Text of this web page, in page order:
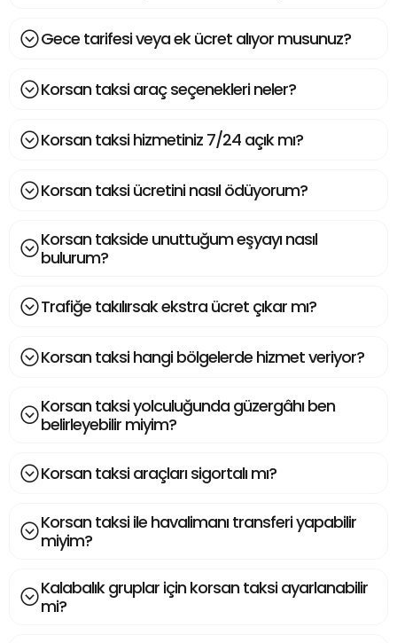
Gece tarifesi veya ek ücret alıyor musunuz?
Korsan taksi araç seçenekleri neler?
Korsan taksi hizmetiniz 7/24 açık mı?
Korsan taksi ücretini nasıl ödüyorum?
Korsan takside unuttuğum eşyayı nasıl
bulurum?
Trafiğe takılırsak ekstra ücret çıkar mı?
Korsan taksi hangi bölgelerde hizmet veriyor?
Korsan taksi yolculuğunda güzergâhı ben
belirleyebilir miyim?
Korsan taksi araçları sigortalı mı?
Korsan taksi ile havalimanı transferi yapabilir
miyim?
Kalabalık gruplar için korsan taksi ayarlanabilir
mi?